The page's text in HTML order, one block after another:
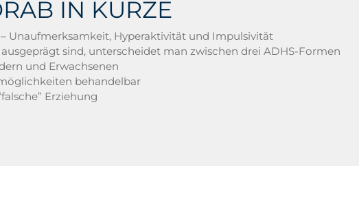
IN KÜRZE
Unaufmerksamkeit, Hyperaktivität und Impulsivität
sind, unterscheidet man zwischen drei ADHS-Formen
und Erwachsenen
behandelbar
Erziehung